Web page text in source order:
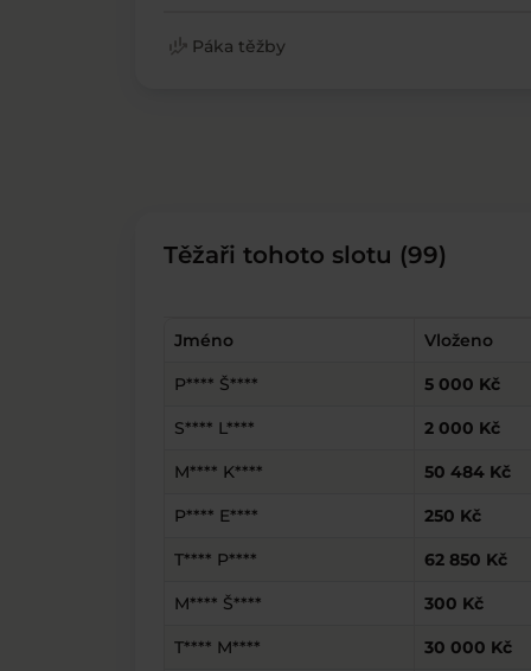
finance_mode Páka těžby
Těžaři tohoto slotu (99)
Jméno Vloženo
P**** Š**** 5 000 Kč
S**** L**** 2 000 Kč
M**** K**** 50 484 Kč
P**** E**** 250 Kč
T**** P**** 62 850 Kč
M**** Š**** 300 Kč
T**** M**** 30 000 Kč